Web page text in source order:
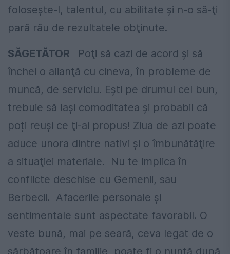
foloseşte-l, talentul, cu abilitate şi n-o să-ţi
pară rău de rezultatele obţinute.
SĂGETĂTOR
Poţi să cazi de acord şi să
închei o alianţă cu cineva, în probleme de
muncă, de serviciu. Eşti pe drumul cel bun,
trebuie să laşi comoditatea şi probabil că
poți reuşi ce ţi-ai propus! Ziua de azi poate
aduce unora dintre nativi şi o îmbunătăţire
a situaţiei materiale. Nu te implica în
conflicte deschise cu Gemenii, sau
Berbecii. Afacerile personale şi
sentimentale sunt aspectate favorabil. O
veste bună, mai pe seară, ceva legat de o
sărbătoare în familie, poate fi o nuntă după